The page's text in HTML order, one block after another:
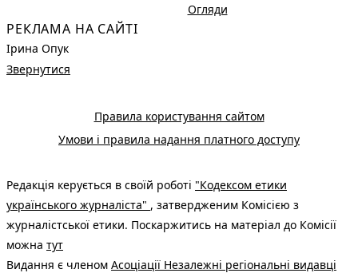
РЕКЛАМА НА САЙТІ
Ірина Опук
Звернутися
Огляди
Правила користування сайтом
Умови і правила надання платного доступу
Редакція керується в своїй роботі "Кодексом етики
українського журналіста" , затвердженим Комісією з
журналістської етики. Поскаржитись на матеріал до Комісії
можна тут
Видання є членом Асоціації Незалежні регіональні видавці